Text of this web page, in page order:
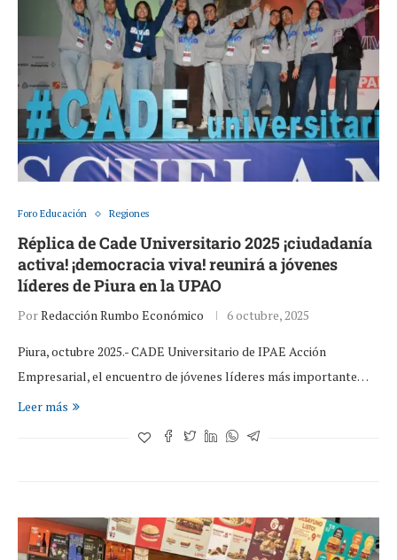
Foro Educación Regiones
Réplica de Cade Universitario 2025 ¡ciudadanía
activa! ¡democracia viva! reunirá a jóvenes
líderes de Piura en la UPAO
PorRedacción Rumbo Económico 6 octubre, 2025
Piura, octubre 2025.- CADE Universitario de IPAE Acción
Empresarial, el encuentro de jóvenes líderes más importante…
Leer más